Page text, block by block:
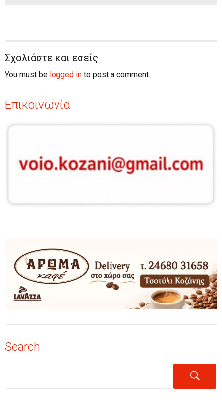
Σχολιάστε και εσείς
You must be logged in to post a comment.
Επικοινωνία
Search